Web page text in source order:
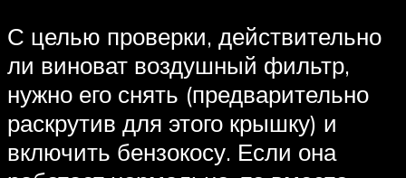
С целью проверки, действительно
ли виноват воздушный фильтр,
нужно его снять (предварительно
раскрутив для этого крышку) и
включить бензокосу. Если она